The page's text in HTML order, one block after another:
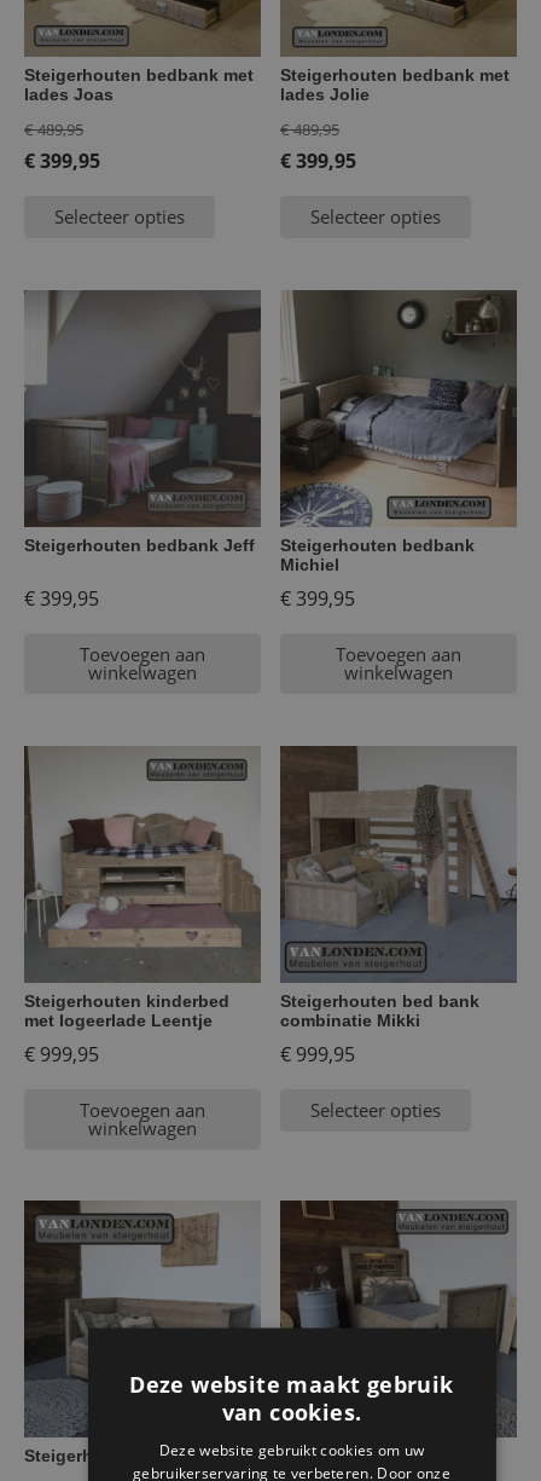
Steigerhouten bedbank met
lades Joas
€489,95Oorspronkelijke
prijs
€ 489,95.
€399,95
prijs
€ 399,95.
Selecteer opties
Steigerhouten bedbank met
lades Jolie
€489,95Oorspronkelijke
prijs
€ 489,95.
€399,95
prijs
€ 399,95.
Selecteer opties
Steigerhouten bedbank Jeff
€399,95
Toevoegen aan
winkelwagen
Steigerhouten bedbank
Michiel
€399,95
Toevoegen aan
winkelwagen
Steigerhouten kinderbed
met logeerlade Leentje
€ 999,95
Toevoegen aan
winkelwagen
Steigerhouten bed bank
combinatie Mikki
€ 999,95
Selecteer opties
Steigerhouten bedbank Milo
Steigerhouten Harley
Davidson bed met lades
Deze website maakt gebruik
van cookies.
Deze website gebruikt cookies om uw
gebruikerservaring te verbeteren. Door onze